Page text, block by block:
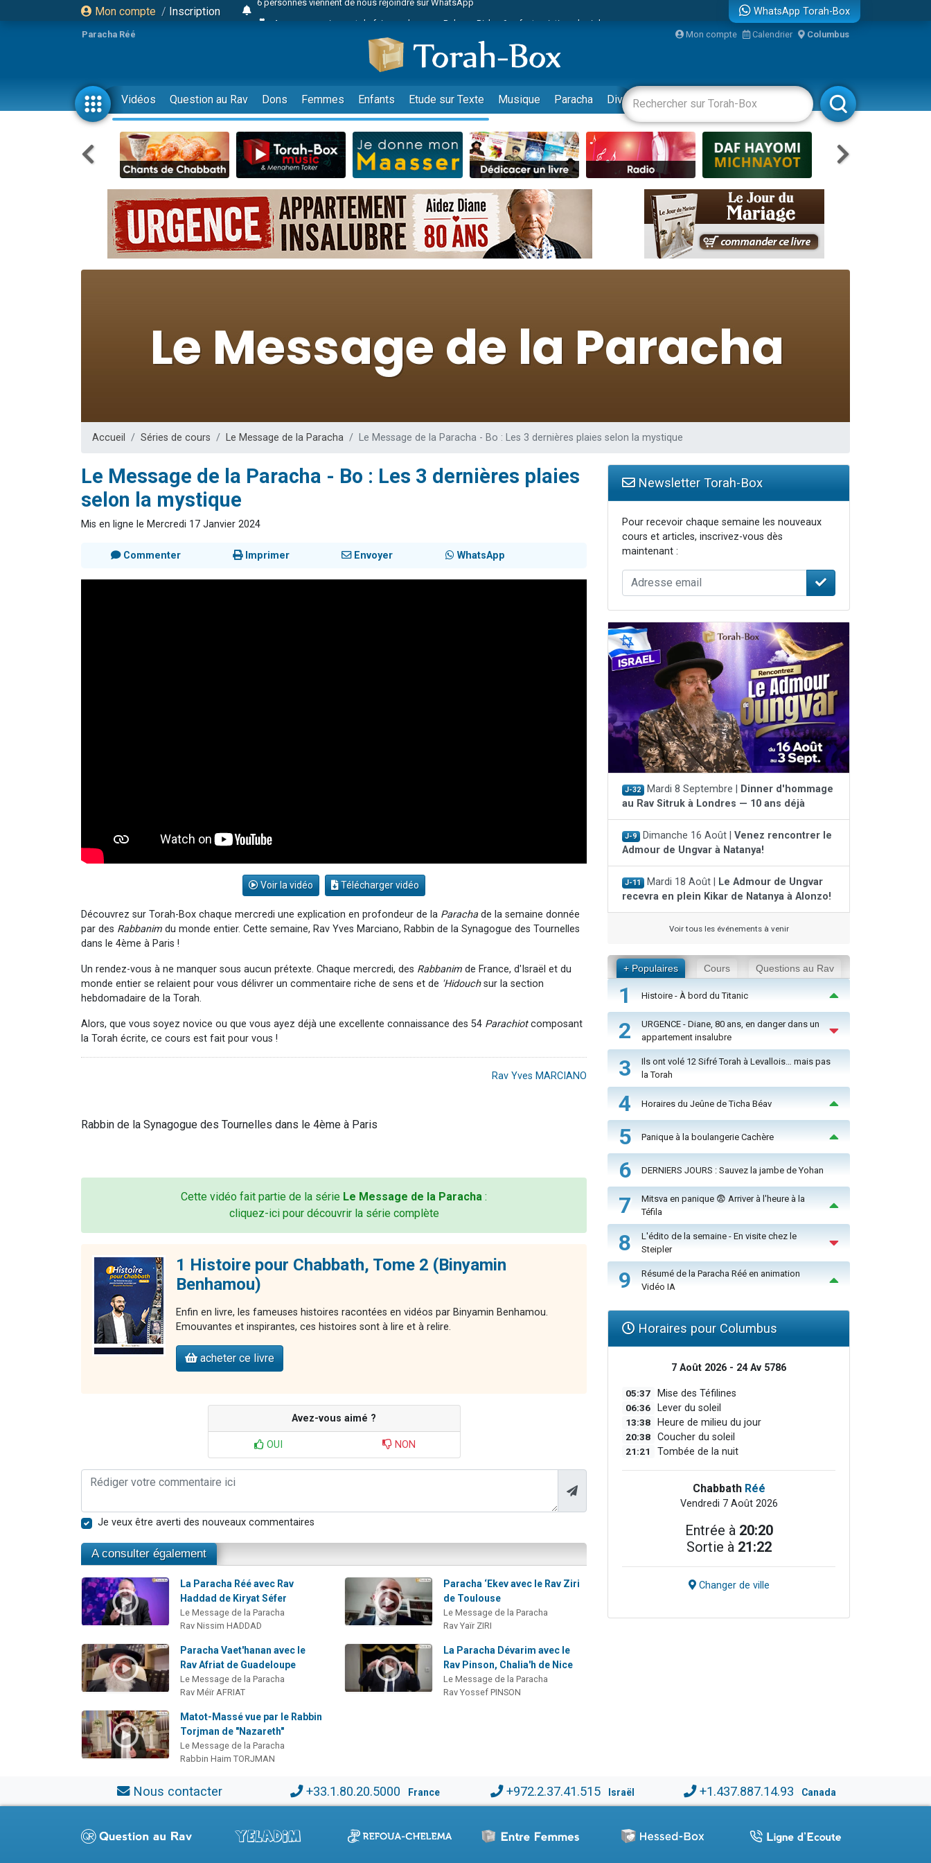
Mon compte / Inscription
4 personnes viennent de faire un don pour Reloger Rivka, 6 enfants, victime de violences...
17 personnes viennent de demander une bénédiction
4 personnes viennent de nous rejoindre sur WhatsApp
Il reste 49 places pour étudier en groupe sur Zoom
23 personnes viennent de faire un don pour Diane, 80 ans, dans un appartement insalubre
Eva vient de donner son Maasser
4 personnes viennent de nous rejoindre sur WhatsApp
3 personnes viennent de nous rejoindre sur WhatsApp
3 personnes viennent de faire un don pour 5 jours de vacances aux Orphelins
Odaya vient de donner son Maasser
2 personnes viennent de nous rejoindre sur WhatsApp
13 personnes viennent de demander une bénédiction
3 personnes viennent de nous rejoindre sur WhatsApp
2 personnes viennent de nous rejoindre sur WhatsApp
WhatsApp Torah-Box
Paracha Réé Mon compte Calendrier Columbus
Vidéos Question au Rav Dons Femmes Enfants Etude sur Texte Musique Paracha Divertissements Livres Rabbanim
Accueil Séries de cours Le Message de la Paracha Le Message de la Paracha - Bo : Les 3 dernières plaies selon la mystique
Le Message de la Paracha - Bo : Les 3 dernières plaies
selon la mystique
Mis en ligne le Mercredi 17 Janvier 2024
Commenter Imprimer Envoyer WhatsApp
Voir la vidéo Télécharger vidéo
Découvrez sur Torah-Box chaque mercredi une explication en profondeur de la Parachade la semaine donnée
par des Rabbanim du monde entier. Cette semaine, Rav Yves Marciano, Rabbin de la Synagogue des Tournelles
dans le 4ème à Paris !
Un rendez-vous à ne manquer sous aucun prétexte. Chaque mercredi, des Rabbanim de France, d'Israël et du
monde entier se relaient pour vous délivrer un commentaire riche de sens et de 'Hidouchsur la section
hebdomadaire de la Torah.
Alors, que vous soyez novice ou que vous ayez déjà une excellente connaissance des 54 Parachiotcomposant
la Torah écrite, ce cours est fait pour vous !
Rav Yves MARCIANO
Rabbin de la Synagogue des Tournelles dans le 4ème à Paris
Cette vidéo fait partie de la série Le Message de la Paracha :
cliquez-ici pour découvrir la série complète
1 Histoire pour Chabbath, Tome 2 (Binyamin
Benhamou)
Enfin en livre, les fameuses histoires racontées en vidéos par Binyamin Benhamou.
Emouvantes et inspirantes, ces histoires sont à lire et à relire.
acheter ce livre
Avez-vous aimé ?
OUI NON
Je veux être averti des nouveaux commentaires
A consulter également
La Paracha Réé avec Rav
Haddad de Kiryat Séfer
Le Message de la Paracha
Rav Nissim HADDAD
Paracha ‘Ekev avec le Rav Ziri
de Toulouse
Le Message de la Paracha
Rav Yaïr ZIRI
Paracha Vaet'hanan avec le
Rav Afriat de Guadeloupe
Le Message de la Paracha
Rav Méïr AFRIAT
La Paracha Dévarim avec le
Rav Pinson, Chalia'h de Nice
Le Message de la Paracha
Rav Yossef PINSON
Matot-Massé vue par le Rabbin
Torjman de "Nazareth"
Le Message de la Paracha
Rabbin Haim TORJMAN
Newsletter Torah-Box
Pour recevoir chaque semaine les nouveaux
cours et articles, inscrivez-vous dès
maintenant :
J-32 Mardi 8 Septembre |
Dinner d'hommage
au Rav Sitruk à Londres — 10 ans déjà
J-9 Dimanche 16 Août | Venez rencontrer le
Admour de Ungvar à Natanya!
J-11 Mardi 18 Août |
Le Admour de Ungvar
recevra en plein Kikar de Natanya à Alonzo!
Voir tous les événements à venir
+ Populaires Cours Questions au Rav
1 Histoire - À bord du Titanic
2
URGENCE - Diane, 80 ans, en danger dans un
appartement insalubre
3
Ils ont volé 12 Sifré Torah à Levallois… mais pas
la Torah
4 Horaires du Jeûne de Ticha Béav
5 Panique à la boulangerie Cachère
6 DERNIERS JOURS : Sauvez la jambe de Yohan
7
Mitsva en panique 😨 Arriver à l'heure à la
Téfila
8
L'édito de la semaine - En visite chez le
Steipler
9
Résumé de la Paracha Réé en animation
Vidéo IA
Horaires pour Columbus
7 Août 2026 - 24 Av 5786
05:37 Mise des Téfilines
06:36 Lever du soleil
13:38 Heure de milieu du jour
20:38 Coucher du soleil
21:21 Tombée de la nuit
Chabbath Réé
Vendredi 7 Août 2026
Entrée à 20:20
Sortie à 21:22
Changer de ville
Nous contacter +33.1.80.20.5000 France +972.2.37.41.515 Israël +1.437.887.14.93 Canada